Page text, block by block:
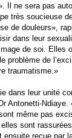
Il ne sera pas
très soucieuse
de douleurs»,
dans leur
de soi. Elles
problème de
traumatisme.»
dans leur unité
Antonetti-
même pas
sont
reçue par